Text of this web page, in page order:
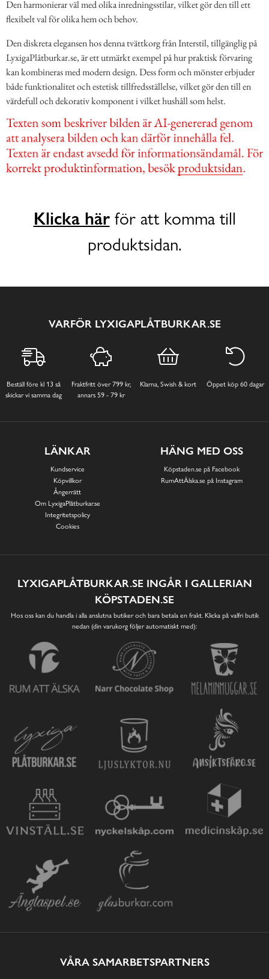
Den harmonierar väl med olika inredningsstilar, vilket gör den till ett
flexibelt val för olika hem och behov.
Den diskreta elegansen hos denna tvättkorg från Interstil, tillgänglig på
LyxigaPlåtburkar.se, är ett utmärkt exempel på hur praktisk förvaring
kan kombineras med modern design. Dess form och mönster erbjuder
både funktionalitet och estetisk tillfredsställelse, vilket gör den till en
värdefull och dekorativ komponent i vilket hushåll som helst.
Klicka härför att komma till
produktsidan.
VARFÖR LYXIGAPLÅTBURKAR.SE
Beställ före kl 13 så
skickar vi samma dag
Fraktfritt över 799 kr,
annars 59 - 79 kr
Klarna, Swish & kort Öppet köp 60 dagar
LÄNKAR
Kundservice
Köpvillkor
Ångerrätt
Om LyxigaPlåtburkar.se
Integritetspolicy
Cookies
HÄNG MED OSS
Köpstaden.se på Facebook
RumAttÄlska.se på Instagram
LYXIGAPLÅTBURKAR.SE INGÅR I GALLERIAN
KÖPSTADEN.SE
Hos oss kan du handla i alla anslutna butiker och bara betala en frakt. Klicka på valfri butik
nedan (din varukorg följer automatiskt med):
VÅRA SAMARBETSPARTNERS